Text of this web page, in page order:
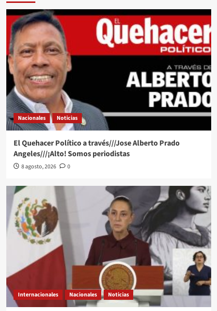
Nacionales Noticias
El Quehacer Político a través///Jose Alberto Prado
Angeles///¡Alto! Somos periodistas
8 agosto, 2026 0
Internacionales Nacionales Noticias